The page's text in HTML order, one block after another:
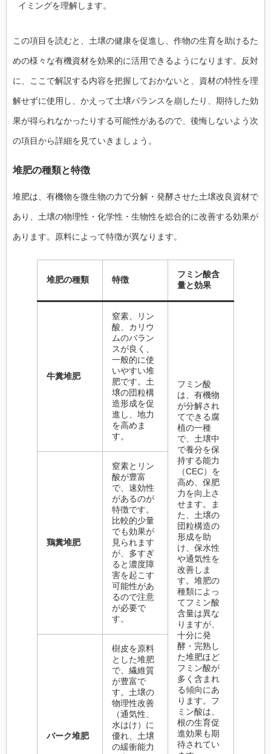
イミングを理解します。
この項目を読むと、土壌の健康を促進し、作物の生育を助けるた
めの様々な有機資材を効果的に活用できるようになります。反対
に、ここで解説する内容を把握しておかないと、資材の特性を理
解せずに使用し、かえって土壌バランスを崩したり、期待した効
果が得られなかったりする可能性があるので、後悔しないよう次
の項目から詳細を見ていきましょう。
堆肥の種類と特徴
堆肥は、有機物を微生物の力で分解・発酵させた土壌改良資材で
あり、土壌の物理性・化学性・生物性を総合的に改善する効果が
あります。原料によって特徴が異なります。
堆肥の種類 特徴
フミン酸含
量と効果
牛糞堆肥
窒素、リン
酸、カリウ
ムのバラン
スが良く、
一般的に使
いやすい堆
肥です。土
壌の団粒構
造形成を促
進し、地力
を高めま
す。
フミン酸
は、有機物
が分解され
てできる腐
植の一種
で、土壌中
で養分を保
持する能力
（CEC）を
高め、保肥
力を向上さ
せます。ま
た、土壌の
団粒構造の
形成を助
け、保水性
や通気性を
改善しま
す。堆肥の
種類によっ
てフミン酸
含量は異な
りますが、
十分に発
酵・完熟し
た堆肥ほど
フミン酸が
多く含まれ
る傾向にあ
ります。フ
ミン酸は、
根の生育促
進効果も期
待されてい
鶏糞堆肥
窒素とリン
酸が豊富
で、速効性
があるのが
特徴です。
比較的少量
でも効果が
見られます
が、多すぎ
ると濃度障
害を起こす
可能性があ
るので注意
が必要で
す。
バーク堆肥
樹皮を原料
とした堆肥
で、繊維質
が豊富で
す。土壌の
物理性改善
（通気性、
水はけ）に
優れ、土壌
の緩衝能力